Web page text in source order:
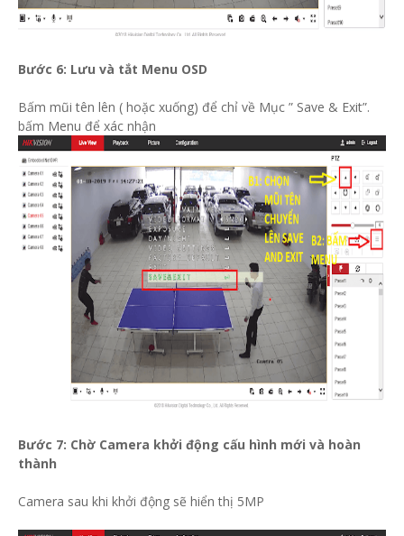
Bước 6: Lưu và tắt Menu OSD
Bấm mũi tên lên ( hoặc xuống) để chỉ về Mục ” Save & Exit”.
bấm Menu để xác nhận
Bước 7: Chờ Camera khởi động cấu hình mới và hoàn
thành
Camera sau khi khởi động sẽ hiển thị 5MP